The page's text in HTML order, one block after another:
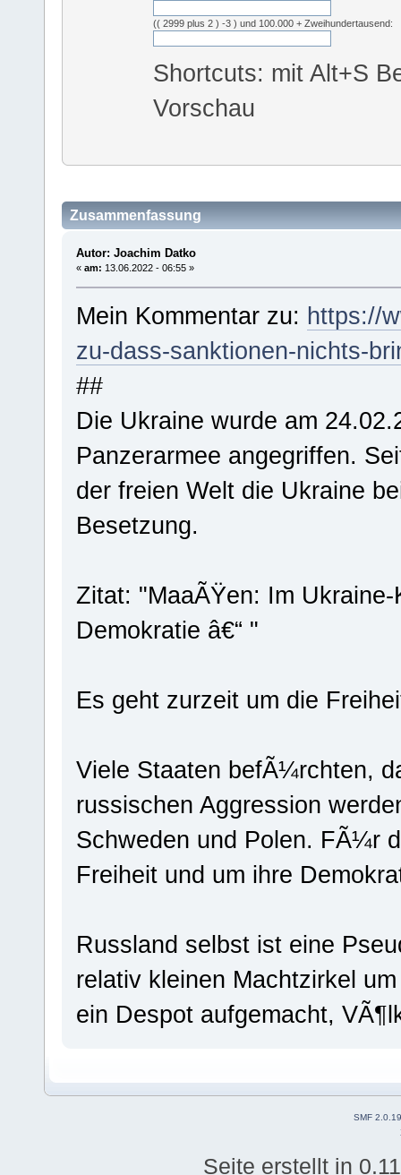
(( 2999 plus 2 ) -3 ) und 100.000 + Zweihundertausend:
Shortcuts: mit Alt+S
Vorschau
Zusammenfassung
Autor: Joachim Datko
« am: 13.06.2022 - 06:55 »
Mein Kommentar zu: https://
zu-dass-sanktionen-nichts-
##
Die Ukraine wurde am
Panzerarmee angegriffen.
der freien Welt die Ukraine
Besetzung.
Zitat: "MaaÃŸen: Im
Demokratie â€“ "
Es geht zurzeit um die
Viele Staaten befÃ¼rchten,
russischen Aggression
Schweden und Polen. FÃ¼r
Freiheit und um ihre
Russland selbst ist eine
relativ kleinen Machtzirkel
ein Despot aufgemacht,
SMF 2.0.19
Seite erstellt in